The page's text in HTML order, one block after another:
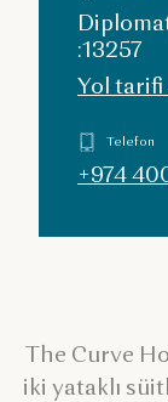
:13257
Yol tarifi
Telefon
+974
The Curve
iki yataklı